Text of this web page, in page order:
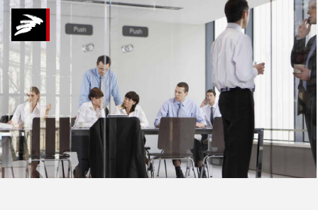
Praktiske spørgsmål
Spørgsmål til tilmelding, forplejning,
afholdelsessted m.m.
Hvad kan vi hjælpe